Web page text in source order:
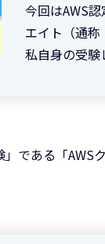
今回はAWS
エイト（通称
私自身の受
である「